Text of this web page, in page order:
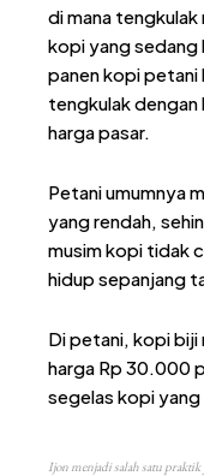
di mana
kopi yang sedang
panen kopi petani
tengkulak dengan
harga pasar.
Petani umumnya
yang rendah,
musim kopi tidak
hidup sepanjang
Di petani, kopi biji
harga Rp 30.000
segelas kopi
Ijon menjadi salah satu